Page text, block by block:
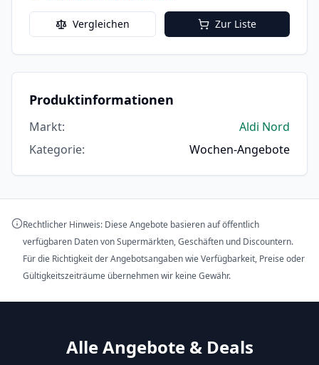
Vergleichen Zur Liste
Produktinformationen
Markt:
Aldi Nord
Kategorie: Wochen-Angebote
Rechtlicher Hinweis: Diese Angebote basieren auf öffentlich
verfügbaren Daten von Supermärkten, Geschäften und Discountern.
Für die Richtigkeit der Angebotsangaben wie Verfügbarkeit, Preise oder
Gültigkeitszeiträume übernehmen wir keine Gewähr.
Alle Angebote & Deals